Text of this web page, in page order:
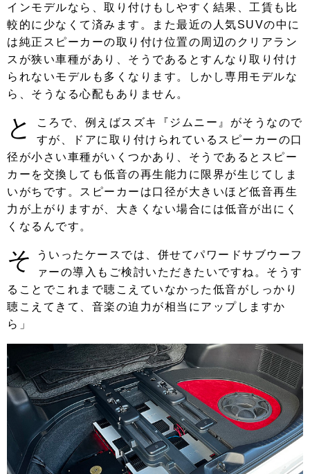
インモデルなら、取り付けもしやすく結果、工賃も比
較的に少なくて済みます。また最近の人気SUVの中に
は純正スピーカーの取り付け位置の周辺のクリアラン
スが狭い車種があり、そうであるとすんなり取り付け
られないモデルも多くなります。しかし専用モデルな
ら、そうなる心配もありません。
と
ころで、例えばスズキ『ジムニー』がそうなので
すが、ドアに取り付けられているスピーカーの口
径が小さい車種がいくつかあり、そうであるとスピー
カーを交換しても低音の再生能力に限界が生じてしま
いがちです。スピーカーは口径が大きいほど低音再生
力が上がりますが、大きくない場合には低音が出にく
くなるんです。
そ
ういったケースでは、併せてパワードサブウーフ
ァーの導入もご検討いただきたいですね。そうす
ることでこれまで聴こえていなかった低音がしっかり
聴こえてきて、音楽の迫力が相当にアップしますか
ら」